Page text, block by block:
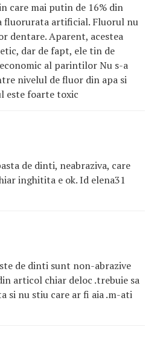
care mai putin de 16% din
fluorurata artificial. Fluorul nu
dentare. Aparent, acestea
dar de fapt, ele tin de
al parintilor Nu s-a
nivelul de fluor din apa si
este foarte toxic
de dinti, neabraziva, care
inghitita e ok. Id elena31
de dinti sunt non-abrazive
articol chiar deloc .trebuie sa
si nu stiu care ar fi aia .m-ati